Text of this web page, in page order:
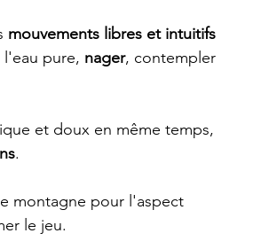
mouvements libres et intuitifs
l'eau pure, nager, contempler
et doux en même temps,
.
montagne pour l'aspect
le jeu.